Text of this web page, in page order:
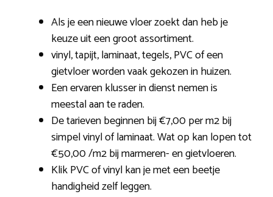
Als je een nieuwe vloer zoekt dan heb je
keuze uit een groot assortiment.
vinyl, tapijt, laminaat, tegels, PVC of een
gietvloer worden vaak gekozen in huizen.
Een ervaren klusser in dienst nemen is
meestal aan te raden.
De tarieven beginnen bij €7,00 per m2 bij
simpel vinyl of laminaat. Wat op kan lopen tot
€50,00 /m2 bij marmeren- en gietvloeren.
Klik PVC of vinyl kan je met een beetje
handigheid zelf leggen.